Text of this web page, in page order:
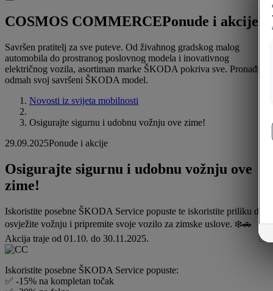
COSMOS COMMERCEPonude i akcije
Savršen pratitelj za sve puteve. Od živahnog gradskog malog
automobila do prostranog poslovnog modela i inovativnog
električnog vozila, asortiman marke ŠKODA pokriva sve. Pronađite
odmah svoj savršeni ŠKODA model.
Novosti iz svijeta mobilnosti
Osigurajte sigurnu i udobnu vožnju ove zime!
29.09.2025Ponude i akcije
Osigurajte sigurnu i udobnu vožnju ove
zime!
Iskoristite posebne ŠKODA Service popuste te iskoristite priliku da
osvježite vožnju i pripremite svoje vozilo za zimske uslove. ❄️🚗
Akcija traje od 01.10. do 30.11.2025.
Iskoristite posebne ŠKODA Service popuste:
✅ -15% na kompletan točak